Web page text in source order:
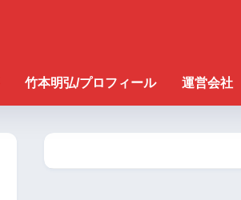
竹本明弘/プロフィール 運営会社